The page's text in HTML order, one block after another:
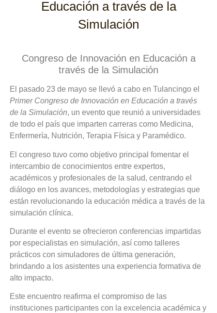
Educación a través de la
Simulación
Congreso de Innovación en Educación a
través de la Simulación
El pasado 23 de mayo se llevó a cabo en Tulancingo el
Primer Congreso de Innovación en Educación a través
de la Simulación, un evento que reunió a universidades
de todo el país que imparten carreras como Medicina,
Enfermería, Nutrición, Terapia Física y Paramédico.
El congreso tuvo como objetivo principal fomentar el
intercambio de conocimientos entre expertos,
académicos y profesionales de la salud, centrando el
diálogo en los avances, metodologías y estrategias que
están revolucionando la educación médica a través de la
simulación clínica.
Durante el evento se ofrecieron conferencias impartidas
por especialistas en simulación, así como talleres
prácticos con simuladores de última generación,
brindando a los asistentes una experiencia formativa de
alto impacto.
Este encuentro reafirma el compromiso de las
instituciones participantes con la excelencia académica y